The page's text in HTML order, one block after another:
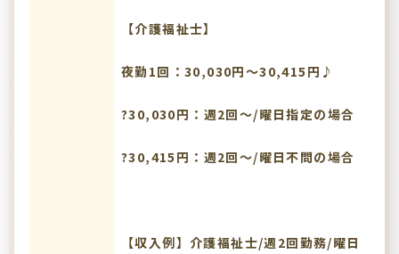
【介護福祉士】
夜勤1回：30,030円～30,415円♪
?30,030円：週2回～/曜日指定の場合
?30,415円：週2回～/曜日不問の場合
【収入例】介護福祉士/週2回勤務/曜日